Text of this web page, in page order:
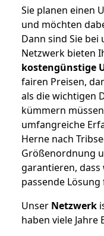
Sie planen einen
und möchten
Dann sind Sie
Netzwerk bieten
kostengünstige
fairen Preisen,
als die wichtigen
kümmern
umfangreiche
Herne nach
Größenordnung
garantieren,
passende
Unser Netzwerk
haben viele